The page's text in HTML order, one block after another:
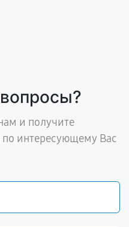
и получите
по интересующему Вас